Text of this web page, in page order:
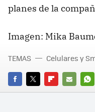
planes de la
Imagen: Mika
FACEBOOK
TWITTERFLIPBOARD
E-
TEMAS Celulares y